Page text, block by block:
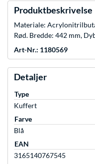
Produktbeskrivelse
Materiale:
Rød. Bredde: 442 mm,
Art-Nr.: 1180569
Detaljer
Type
Kuffert
Farve
Blå
EAN
3165140767545